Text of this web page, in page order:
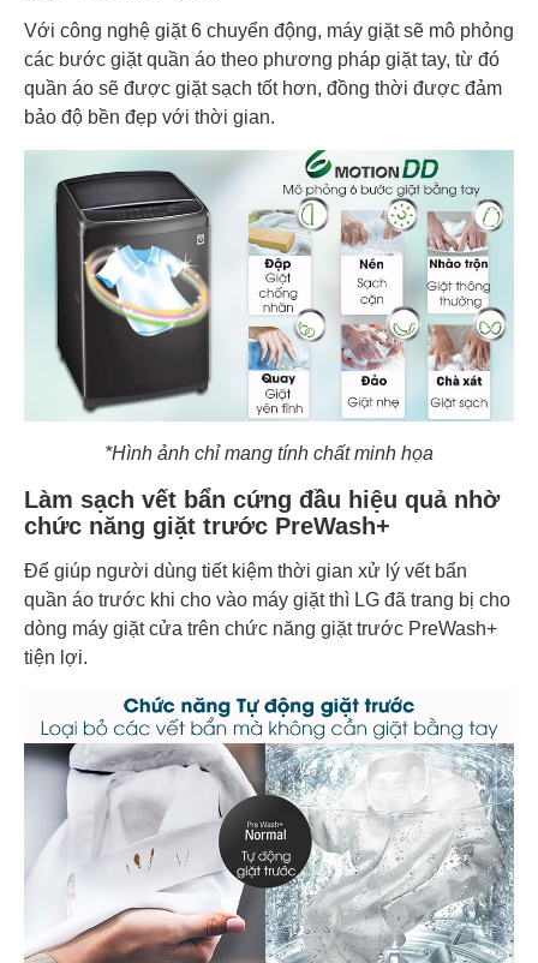
Với công nghệ giặt 6 chuyển động, máy giặt sẽ mô phỏng
các bước giặt quần áo theo phương pháp giặt tay, từ đó
quần áo sẽ được giặt sạch tốt hơn, đồng thời được đảm
bảo độ bền đẹp với thời gian.
*Hình ảnh chỉ mang tính chất minh họa
Làm sạch vết bẩn cứng đầu hiệu quả nhờ
chức năng giặt trước PreWash+
Để giúp người dùng tiết kiệm thời gian xử lý vết bẩn
quần áo trước khi cho vào máy giặt thì LG đã trang bị cho
dòng máy giặt cửa trên chức năng giặt trước PreWash+
tiện lợi.